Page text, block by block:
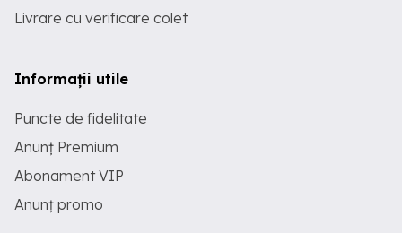
Livrare cu verificare colet
Informații utile
Puncte de fidelitate
Anunț Premium
Abonament VIP
Anunț promo